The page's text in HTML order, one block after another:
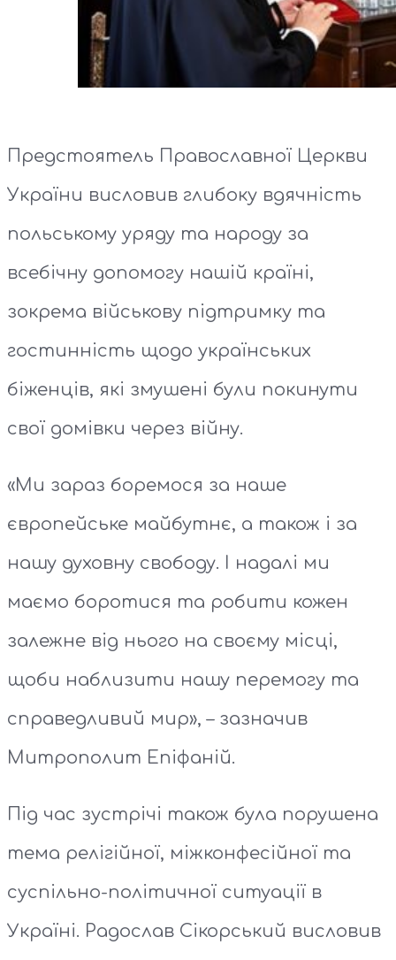
Предстоятель Православної Церкви
України висловив глибоку вдячність
польському уряду та народу за
всебічну допомогу нашій країні,
зокрема військову підтримку та
гостинність щодо українських
біженців, які змушені були покинути
свої домівки через війну.
«Ми зараз боремося за наше
європейське майбутнє, а також і за
нашу духовну свободу. І надалі ми
маємо боротися та робити кожен
залежне від нього на своєму місці,
щоби наблизити нашу перемогу та
справедливий мир», – зазначив
Митрополит Епіфаній.
Під час зустрічі також була порушена
тема релігійної, міжконфесійної та
суспільно-політичної ситуації в
Україні. Радослав Сікорський висловив